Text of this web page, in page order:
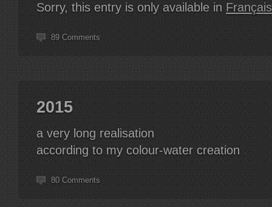
Sorry, this entry is only available in Français
89 Comments
2015
a very long realisation
according to my colour-water creation
80 Comments